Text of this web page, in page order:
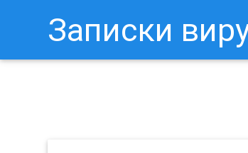
Записки